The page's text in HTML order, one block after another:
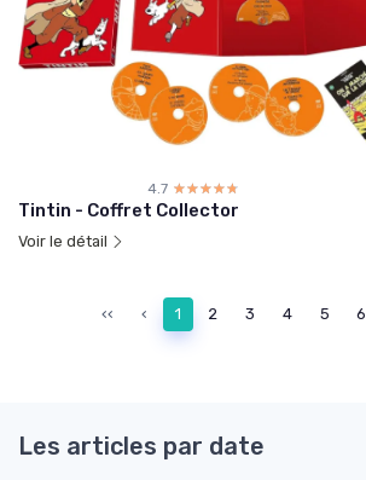
4.7 ☆☆☆☆☆
★★★★★
Tintin - Coffret Collector
Voir le détail
‹‹ ‹ 1 2 3 4 5 6
Les articles par date